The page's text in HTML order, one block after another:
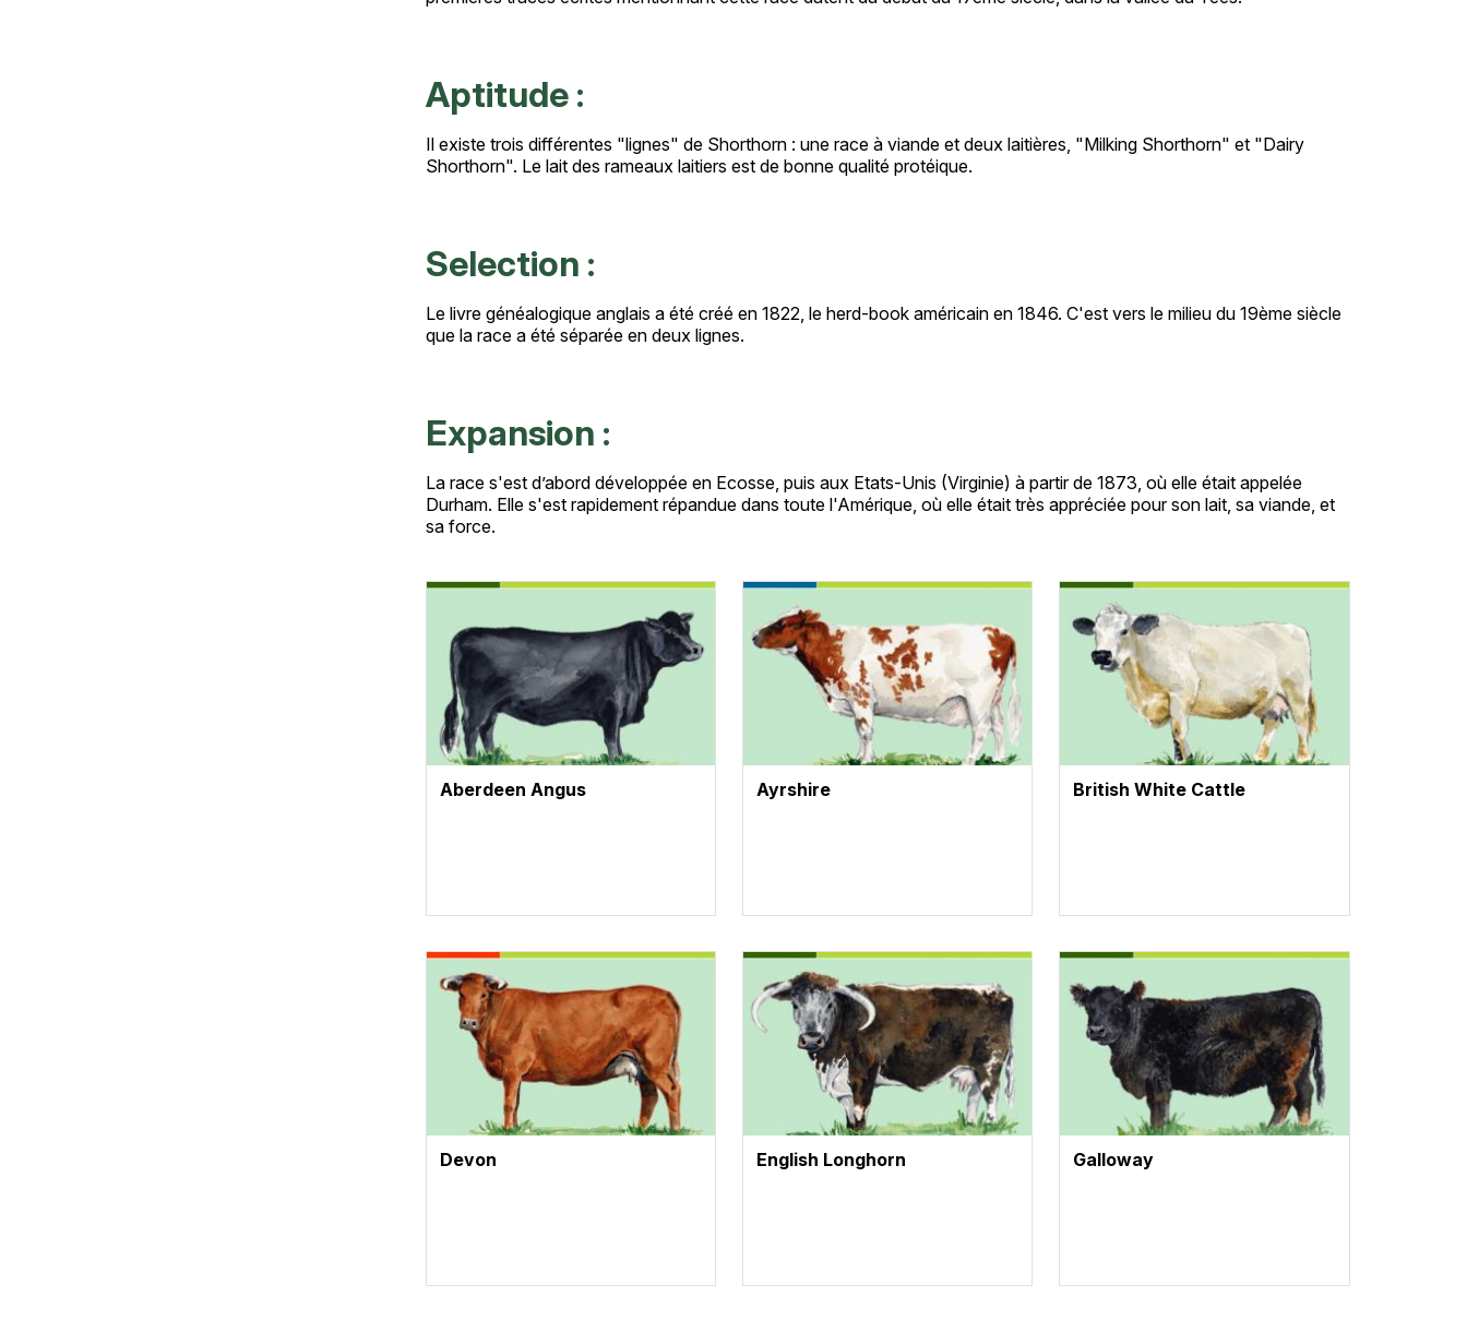
Aptitude :
Il existe trois différentes "lignes" de Shorthorn : une race à viande et deux laitières, "Milking Shorthorn" et "Dairy
Shorthorn". Le lait des rameaux laitiers est de bonne qualité protéique.
Selection :
Le livre généalogique anglais a été créé en 1822, le herd-book américain en 1846. C'est vers le milieu du 19ème siècle
que la race a été séparée en deux lignes.
Expansion :
La race s'est d’abord développée en Ecosse, puis aux Etats-Unis (Virginie) à partir de 1873, où elle était appelée
Durham. Elle s'est rapidement répandue dans toute l'Amérique, où elle était très appréciée pour son lait, sa viande, et
sa force.
Vignette
Aberdeen Angus
Vignette
Ayrshire
Vignette
British White Cattle
Vignette
Devon
Vignette
English Longhorn
Vignette
Galloway